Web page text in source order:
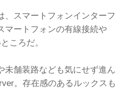
、スマートフォンインターフ
マートフォンの有線接続や
ころだ。
未舗装路なども気にせず進ん
。存在感のあるルックスも